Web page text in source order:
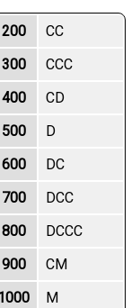
200
CC
300
CCC
400
CD
500
D
600
DC
700
DCC
800
DCCC
900
CM
M